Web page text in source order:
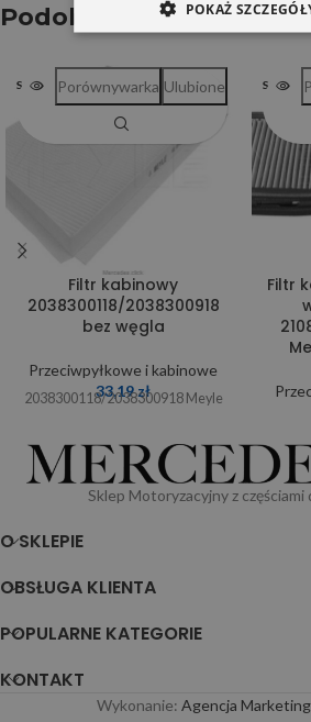
Podobne produkty
SOLD OUT
Filtr kabinowy
2038300118/2038300918
bez węgla
Przeciwpyłkowe i kabinowe
33,19zł
2038300118/2038300918 Meyle
Porównywarka Ulubione SOLD
Filtr
Sklep Motoryzacyjny z częściami
O SKLEPIE
OBSŁUGA KLIENTA
POPULARNE KATEGORIE
KONTAKT
Wykonanie: Agencja
POKAŻ